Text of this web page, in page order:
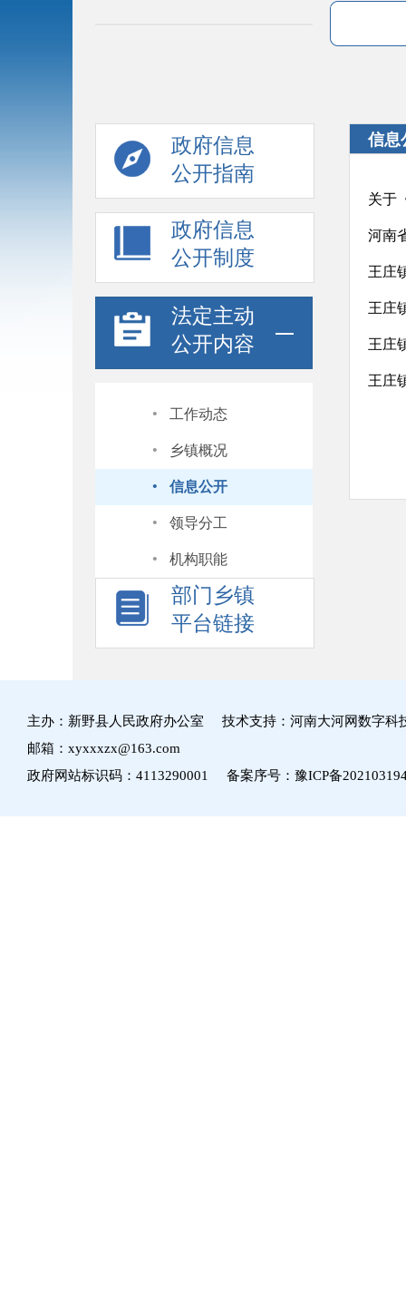
政府信息
公开指南
政府信息
公开制度
法定主动
公开内容
· 工作动态
· 乡镇概况
· 信息公开
· 领导分工
· 机构职能
部门乡镇
平台链接
信息
河南
王庄
王庄
王庄
王庄
主办：新野县人民政府办公室 技术支持：河南大河网数字科
邮箱：xyxxxzx@163.com
政府网站标识码：4113290001 备案序号： 豫ICP备